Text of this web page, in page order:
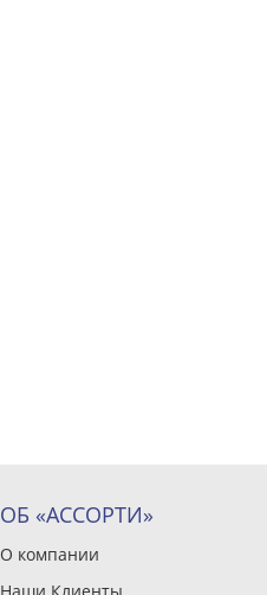
ОБ «АССОРТИ»
О компании